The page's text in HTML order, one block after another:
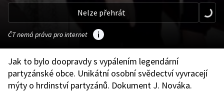
Nelze přehrát
ČT nemá práva pro internet
Jak to bylo doopravdy s vypálením legendární
partyzánské obce. Unikátní osobní svědectví vyvracejí
mýty o hrdinství partyzánů. Dokument J. Nováka.